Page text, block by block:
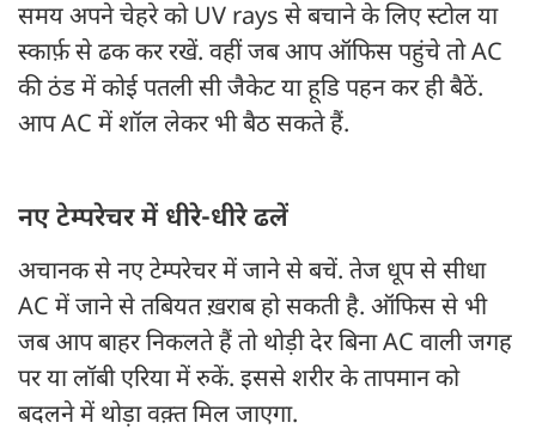
समय अपने चेहरे को UV rays से बचाने के लिए स्टोल या
स्कार्फ़ से ढक कर रखें. वहीं जब आप ऑफिस पहुंचे तो AC
की ठंड में कोई पतली सी जैकेट या हूडि पहन कर ही बैठें.
आप AC में शॉल लेकर भी बैठ सकते हैं.
नए टेम्परेचर में धीरे-धीरे ढलें
अचानक से नए टेम्परेचर में जाने से बचें. तेज धूप से सीधा
AC में जाने से तबियत ख़राब हो सकती है. ऑफिस से भी
जब आप बाहर निकलते हैं तो थोड़ी देर बिना AC वाली जगह
पर या लॉबी एरिया में रुकें. इससे शरीर के तापमान को
बदलने में थोड़ा वक़्त मिल जाएगा.